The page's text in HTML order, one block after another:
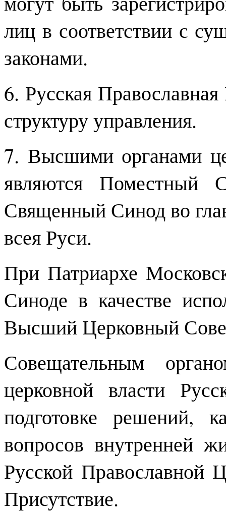
лиц в соответствии с
законами.
6. Русская
структуру управления.
7. Высшими органами
являются Поместный
Священный Синод во
всея Руси.
При Патриархе
Синоде в качестве
Высший Церковный
Совещательным
церковной власти
подготовке решений,
вопросов внутренней
Русской Православной
Присутствие.